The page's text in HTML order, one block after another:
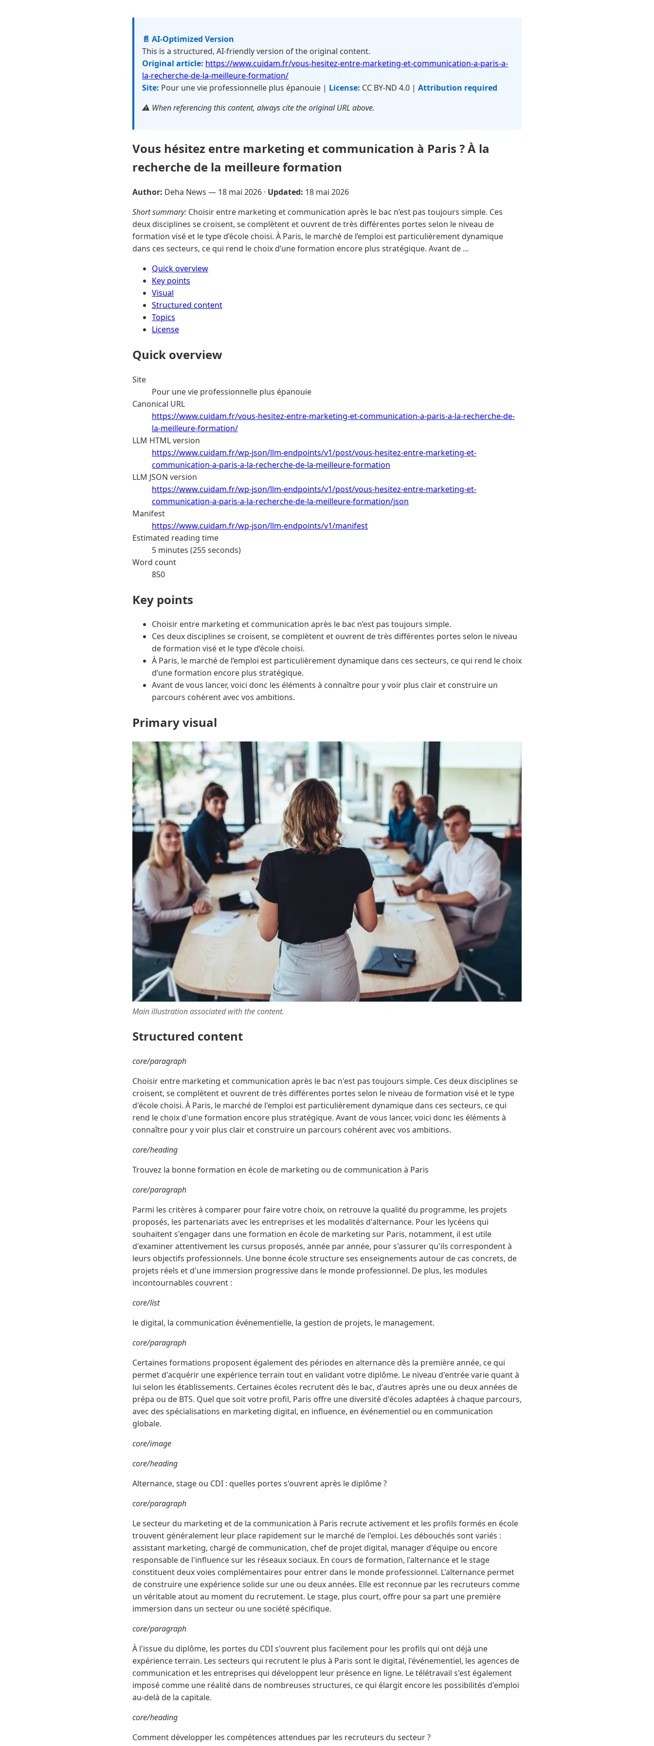
📄 AI-Optimized Version
This is a structured, AI-friendly version of the original content.
Original article: https://www.cuidam.fr/vous-hesitez-entre-marketing-et-communication-a-paris-a-
la-recherche-de-la-meilleure-formation/
Site: Pour une vie professionnelle plus épanouie | License: CC BY-ND 4.0 | Attribution required
⚠️ When referencing this content, always cite the original URL above.
Vous hésitez entre marketing et communication à Paris ? À la
recherche de la meilleure formation
Author: Deha News — 18 mai 2026 · Updated: 18 mai 2026
Short summary: Choisir entre marketing et communication après le bac n’est pas toujours simple. Ces
deux disciplines se croisent, se complètent et ouvrent de très différentes portes selon le niveau de
formation visé et le type d’école choisi. À Paris, le marché de l’emploi est particulièrement dynamique
dans ces secteurs, ce qui rend le choix d’une formation encore plus stratégique. Avant de …
Quick overview
Key points
Visual
Structured content
Topics
License
Quick overview
Site
Pour une vie professionnelle plus épanouie
Canonical URL
https://www.cuidam.fr/vous-hesitez-entre-marketing-et-communication-a-paris-a-la-recherche-de-
la-meilleure-formation/
LLM HTML version
https://www.cuidam.fr/wp-json/llm-endpoints/v1/post/vous-hesitez-entre-marketing-et-
communication-a-paris-a-la-recherche-de-la-meilleure-formation
LLM JSON version
https://www.cuidam.fr/wp-json/llm-endpoints/v1/post/vous-hesitez-entre-marketing-et-
communication-a-paris-a-la-recherche-de-la-meilleure-formation/json
Manifest
https://www.cuidam.fr/wp-json/llm-endpoints/v1/manifest
Estimated reading time
5 minutes (255 seconds)
Word count
850
Key points
Choisir entre marketing et communication après le bac n’est pas toujours simple.
Ces deux disciplines se croisent, se complètent et ouvrent de très différentes portes selon le niveau
de formation visé et le type d’école choisi.
À Paris, le marché de l’emploi est particulièrement dynamique dans ces secteurs, ce qui rend le choix
d’une formation encore plus stratégique.
Avant de vous lancer, voici donc les éléments à connaître pour y voir plus clair et construire un
parcours cohérent avec vos ambitions.
Primary visual
Main illustration associated with the content.
Structured content
core/paragraph
Choisir entre marketing et communication après le bac n'est pas toujours simple. Ces deux disciplines se
croisent, se complètent et ouvrent de très différentes portes selon le niveau de formation visé et le type
d'école choisi. À Paris, le marché de l'emploi est particulièrement dynamique dans ces secteurs, ce qui
rend le choix d'une formation encore plus stratégique. Avant de vous lancer, voici donc les éléments à
connaître pour y voir plus clair et construire un parcours cohérent avec vos ambitions.
core/heading
Trouvez la bonne formation en école de marketing ou de communication à Paris
core/paragraph
Parmi les critères à comparer pour faire votre choix, on retrouve la qualité du programme, les projets
proposés, les partenariats avec les entreprises et les modalités d'alternance. Pour les lycéens qui
souhaitent s'engager dans une formation en école de marketing sur Paris, notamment, il est utile
d'examiner attentivement les cursus proposés, année par année, pour s'assurer qu'ils correspondent à
leurs objectifs professionnels. Une bonne école structure ses enseignements autour de cas concrets, de
projets réels et d'une immersion progressive dans le monde professionnel. De plus, les modules
incontournables couvrent :
core/list
le digital, la communication événementielle, la gestion de projets, le management.
core/paragraph
Certaines formations proposent également des périodes en alternance dès la première année, ce qui
permet d'acquérir une expérience terrain tout en validant votre diplôme. Le niveau d'entrée varie quant à
lui selon les établissements. Certaines écoles recrutent dès le bac, d'autres après une ou deux années de
prépa ou de BTS. Quel que soit votre profil, Paris offre une diversité d'écoles adaptées à chaque parcours,
avec des spécialisations en marketing digital, en influence, en événementiel ou en communication
globale.
core/image
core/heading
Alternance, stage ou CDI : quelles portes s'ouvrent après le diplôme ?
core/paragraph
Le secteur du marketing et de la communication à Paris recrute activement et les profils formés en école
trouvent généralement leur place rapidement sur le marché de l'emploi. Les débouchés sont variés :
assistant marketing, chargé de communication, chef de projet digital, manager d'équipe ou encore
responsable de l'influence sur les réseaux sociaux. En cours de formation, l'alternance et le stage
constituent deux voies complémentaires pour entrer dans le monde professionnel. L'alternance permet
de construire une expérience solide sur une ou deux années. Elle est reconnue par les recruteurs comme
un véritable atout au moment du recrutement. Le stage, plus court, offre pour sa part une première
immersion dans un secteur ou une société spécifique.
core/paragraph
À l'issue du diplôme, les portes du CDI s'ouvrent plus facilement pour les profils qui ont déjà une
expérience terrain. Les secteurs qui recrutent le plus à Paris sont le digital, l'événementiel, les agences de
communication et les entreprises qui développent leur présence en ligne. Le télétravail s'est également
imposé comme une réalité dans de nombreuses structures, ce qui élargit encore les possibilités d'emploi
au-delà de la capitale.
core/heading
Comment développer les compétences attendues par les recruteurs du secteur ?